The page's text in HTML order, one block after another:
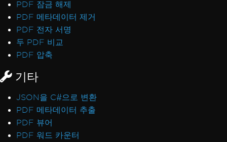
PDF 잠금 해제
PDF 메타데이터 제거
PDF 전자 서명
두 PDF 비교
PDF 압축
기타
JSON을 C#으로 변환
PDF 메타데이터 추출
PDF 뷰어
PDF 워드 카운터